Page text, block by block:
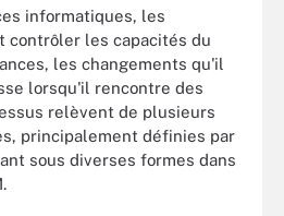
informatiques, les
contrôler les capacités du
les changements qu'il
lorsqu'il rencontre des
relèvent de plusieurs
principalement définies par
sous diverses formes dans